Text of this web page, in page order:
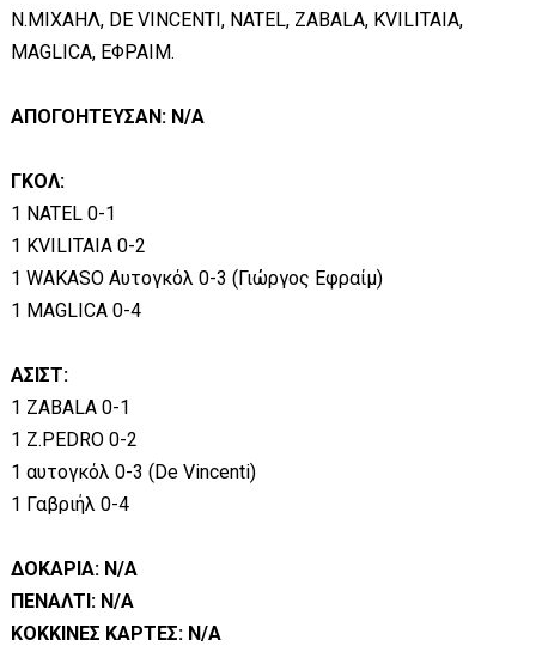
Ν.ΜΙΧΑΗΛ, DE VINCENTI, NATEL, ZABALA, KVILITAIA,
MAGLICA, ΕΦΡΑΙΜ.
ΑΠΟΓΟΗΤΕΥΣΑΝ: N/A
ΓΚΟΛ:
1 NATEL 0-1
1 KVILITAIA 0-2
1 WAKASO Αυτογκόλ 0-3 (Γιώργος Εφραίμ)
1 MAGLICA 0-4
ΑΣΙΣΤ:
1 ZABALA 0-1
1 Z.PEDRO 0-2
1 αυτογκόλ 0-3 (De Vincenti)
1 Γαβριήλ 0-4
ΔΟΚΑΡΙΑ: N/A
ΠΕΝΑΛΤΙ: N/A
ΚΟΚΚΙΝΕΣ ΚΑΡΤΕΣ: N/A